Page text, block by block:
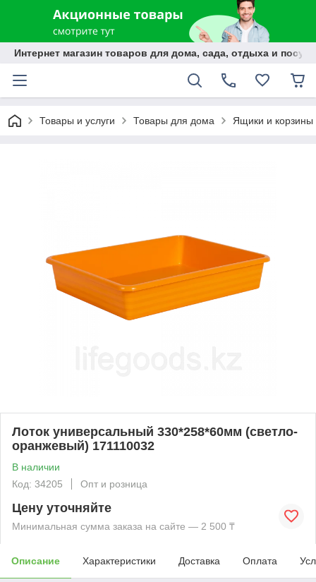
Интернет магазин товаров для дома, сада, отдыха и
Товары и услуги Товары для дома Ящики и корзины
Лоток универсальный 330*258*60мм (светло-
оранжевый) 171110032
В наличии
Код: 34205
Опт и розница
Цену уточняйте
Минимальная сумма заказа на сайте — 2 500 ₸
Описание Характеристики Доставка Оплата